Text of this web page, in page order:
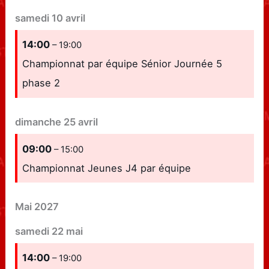
samedi 10 avril
14:00– 19:00
Championnat par équipe Sénior Journée 5
phase 2
dimanche 25 avril
09:00– 15:00
Championnat Jeunes J4 par équipe
Mai 2027
samedi 22 mai
14:00– 19:00